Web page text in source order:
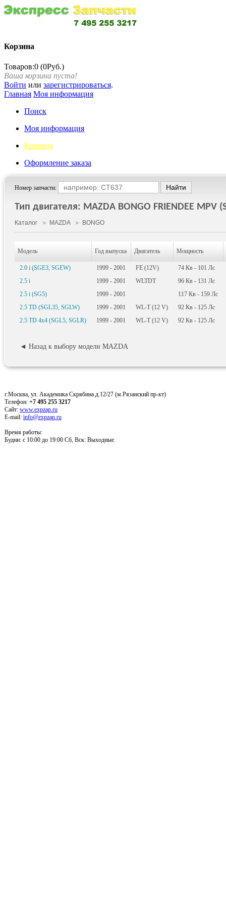
Корзина
Товаров:0 (0Руб.)
Ваша корзина пуста!
Войти или зарегистрироваться.
Главная Моя информация
Поиск
Моя информация
Корзина
Оформление заказа
Номер запчасти:
Тип двигателя: MAZDA BONGO FRIENDEE MPV
Каталог ► MAZDA► BONGO
Модель Год выпуска Двигатель Мощность
2.0 i (SGE3, SGEW) 1999 - 2001 FE (12V) 74 Кв - 101 Лс
2.5 i
1999 - 2001 WLTDT 96 Кв - 131 Лс
2.5 i (SG5)
1999 - 2001 117 Кв - 159 Лс
2.5 TD (SGL35, SGLW)
1999 - 2001 WL-T (12 V) 92 Кв - 125 Лс
2.5 TD 4x4 (SGL5, SGLR)
1999 - 2001 WL-T (12 V) 92 Кв - 125 Лс
◄ Назад к выбору модели MAZDA
г.Москва, ул. Академика Скрябина д.12/27 (м.Рязанский пр-кт)
Телефон: +7 495 255 3217
Сайт: www.expzap.ru
E-mail: info@expzap.ru
Время работы:
Будни: c 10:00 до 19:00 Сб, Вск: Выходные.